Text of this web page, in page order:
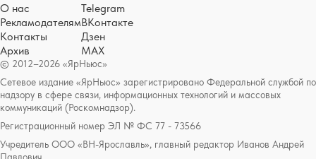
© 2012–2026 «ЯрНьюс»
Сетевое издание «ЯрНьюс» зарегистрировано Федеральной службой по
надзору в сфере связи, информационных технологий и массовых
коммуникаций (Роскомнадзор).
Регистрационный номер ЭЛ № ФС 77 - 73566
Учредитель ООО «ВН-Ярославль», главный редактор Иванов Андрей
О нас
Рекламодателям
Контакты
Архив
Telegram
ВКонтакте
Дзен
MAX